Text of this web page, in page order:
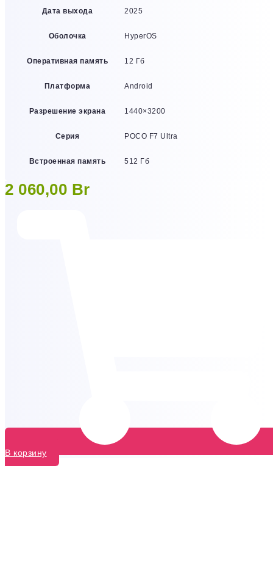
Дата выхода 2025
Оболочка HyperOS
Оперативная память 12 Гб
Платформа Android
Разрешение экрана 1440×3200
Серия POCO F7 Ultra
Встроенная память 512 Гб
2 060,00 Br
В корзину